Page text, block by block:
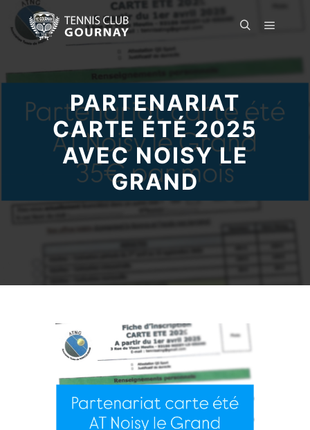
PARTENARIAT
CARTE ÉTÉ 2025
AVEC NOISY LE
GRAND